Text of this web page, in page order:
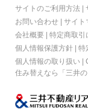
サイトのご利用方法 |
お問い合わせ | サイト
会社概要 | 特定商取引
個人情報保護方針 | 特
個人情報の取り扱い |
住み替えなら
「三井